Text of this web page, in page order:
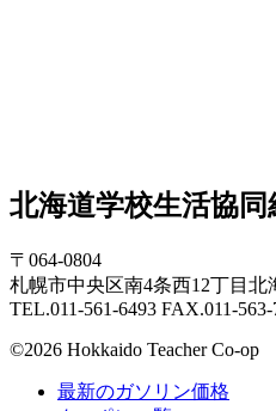
北海道学校生活協同
〒064-0804
札幌市中央区南4条西12丁目北
TEL.011-561-6493 FAX.011-563-
©2026 Hokkaido Teacher Co-op
最新のガソリン価格